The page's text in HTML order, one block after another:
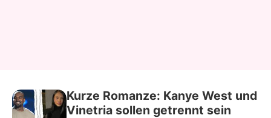
Kurze Romanze: Kanye West und
Vinetria sollen getrennt sein